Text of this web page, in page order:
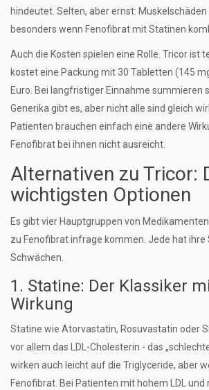
hindeutet. Selten, aber ernst:
besonders wenn Fenofibrat mit Statinen
Auch die Kosten spielen eine Rolle. Tricor ist
kostet eine Packung mit 30 Tabletten (145
Euro. Bei langfristiger Einnahme summieren
Generika gibt es, aber nicht alle sind gleich
Patienten brauchen einfach eine andere
Fenofibrat bei ihnen nicht ausreicht.
Alternativen zu Tricor:
wichtigsten Optionen
Es gibt vier Hauptgruppen von
zu Fenofibrat infrage kommen. Jede hat ihre
Schwächen.
1. Statine: Der Klassiker
Wirkung
Statine wie Atorvastatin, Rosuvastatin oder
vor allem das LDL-Cholesterin - das
wirken auch leicht auf die Triglyceride, aber
Fenofibrat. Bei Patienten mit hohem LDL